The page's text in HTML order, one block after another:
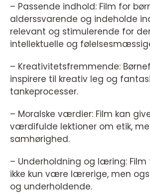
– Passende indhold: Film for
alderssvarende og indeholde
relevant og stimulerende for
intellektuelle og
– Kreativitetsfremmende:
inspirere til kreativ leg og
tankeprocesser.
– Moralske værdier: Film kan
værdifulde lektioner om etik,
samhørighed.
– Underholdning og læring: Film
ikke kun være lærerige, men
og underholdende.